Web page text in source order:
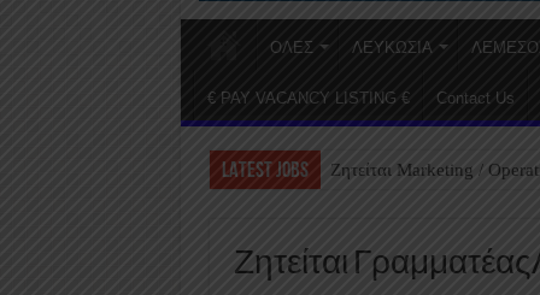
ΟΛΕΣ ΛΕΥΚΩΣΙΑ
€ PAY VACANCY LISTING € Contact Us
LATEST JOBS Ζητείται Marketing /
Ζητείται